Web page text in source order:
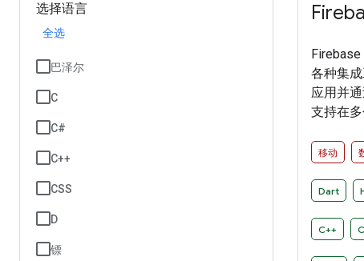
选择语言
全选
巴泽尔
C
C#
C++
CSS
D
镖
各种集
应用并
支持在
移动
Dart
C++